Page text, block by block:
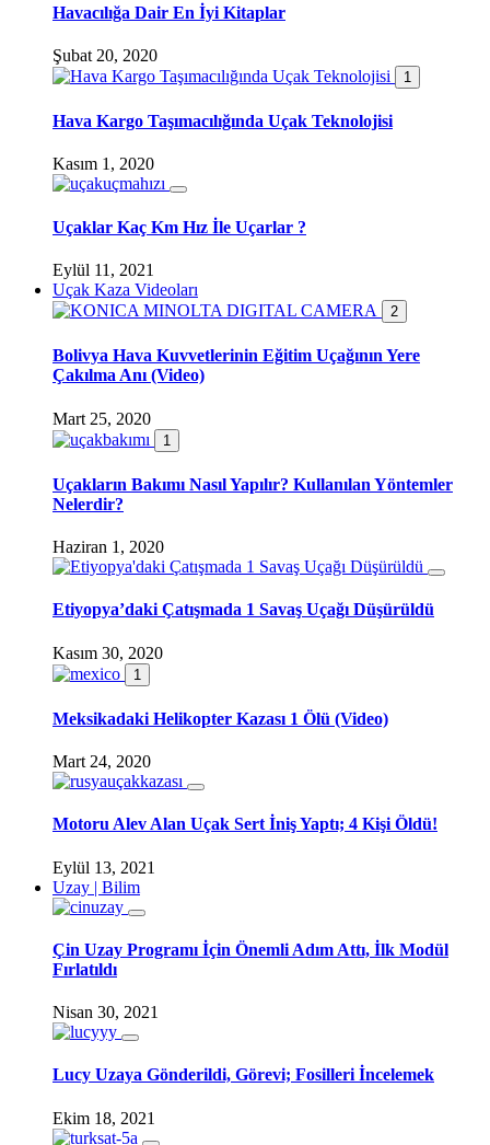
Havacılığa Dair En İyi Kitaplar
Şubat 20, 2020
1
Hava Kargo Taşımacılığında Uçak Teknolojisi
Kasım 1, 2020
Uçaklar Kaç Km Hız İle Uçarlar ?
Eylül 11, 2021
Uçak Kaza Videoları
2
Bolivya Hava Kuvvetlerinin Eğitim Uçağının Yere
Çakılma Anı (Video)
Mart 25, 2020
1
Uçakların Bakımı Nasıl Yapılır? Kullanılan Yöntemler
Nelerdir?
Haziran 1, 2020
Etiyopya’daki Çatışmada 1 Savaş Uçağı Düşürüldü
Kasım 30, 2020
1
Meksikadaki Helikopter Kazası 1 Ölü (Video)
Mart 24, 2020
Motoru Alev Alan Uçak Sert İniş Yaptı; 4 Kişi Öldü!
Eylül 13, 2021
Uzay | Bilim
Çin Uzay Programı İçin Önemli Adım Attı, İlk Modül
Fırlatıldı
Nisan 30, 2021
Lucy Uzaya Gönderildi, Görevi; Fosilleri İncelemek
Ekim 18, 2021